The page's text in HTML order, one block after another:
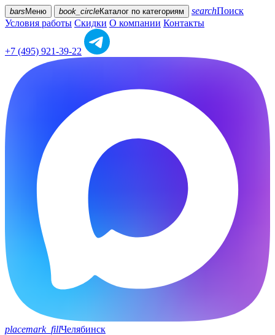
bars Меню book_circleКаталог по категориям searchПоиск
Условия работы Скидки О компании Контакты
+7 (495) 921-39-22
placemark_fillЧелябинск